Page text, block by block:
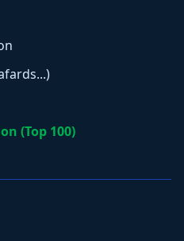
(Top 100)